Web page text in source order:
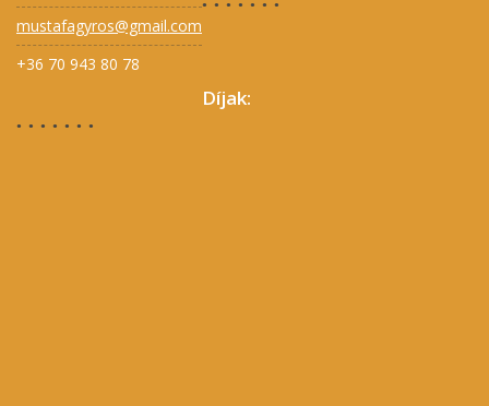
mustafagyros@gmail.com
+36 70 943 80 78
Díjak: